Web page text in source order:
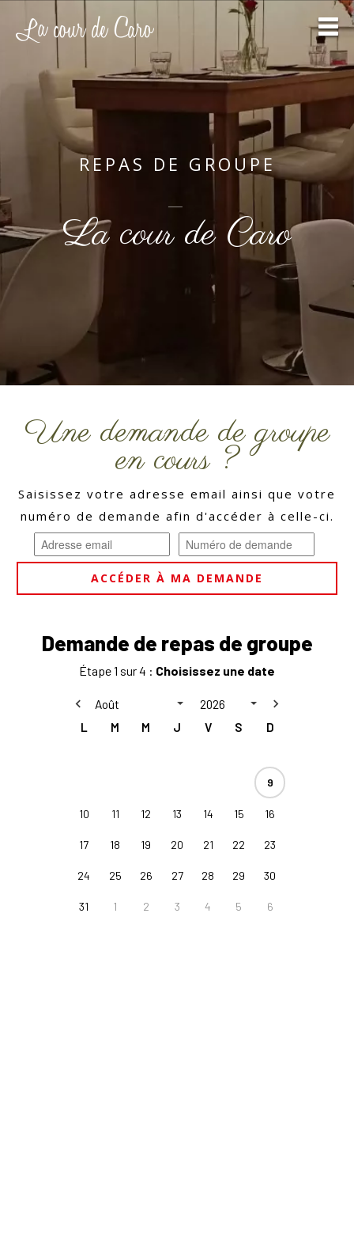
R EPAS DE GROUPE
—
La cour de Caro
Une demande de groupe
en cours ?
Saisissez votre adresse email ainsi que votre
numéro de demande afin d'accéder à celle-ci.
ACCÉDER À MA DEMANDE